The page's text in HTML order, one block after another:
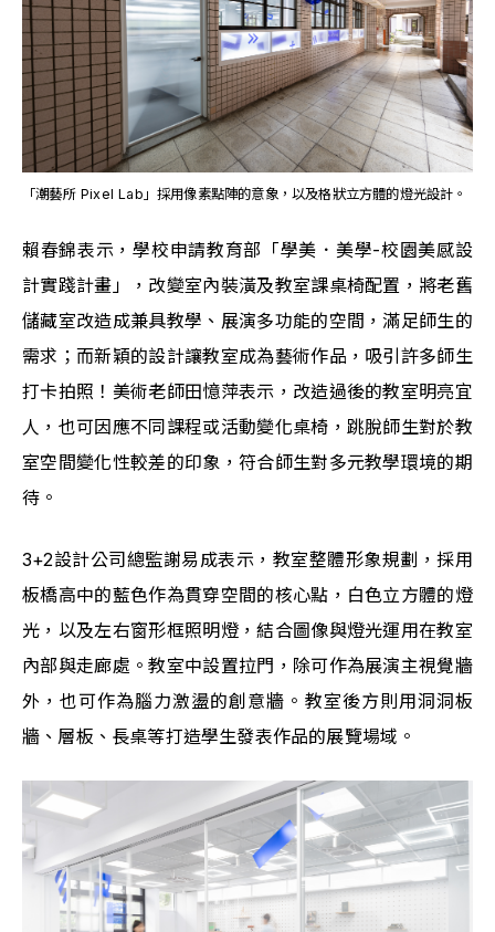
「潮藝所 Pixel Lab」採用像素點陣的意象，以及格狀立方體的燈光設計。
賴春錦表示，學校申請教育部「學美．美學-校園美感設
計實踐計畫」，改變室內裝潢及教室課桌椅配置，將老舊
儲藏室改造成兼具教學、展演多功能的空間，滿足師生的
需求；而新穎的設計讓教室成為藝術作品，吸引許多師生
打卡拍照！美術老師田憶萍表示，改造過後的教室明亮宜
人，也可因應不同課程或活動變化桌椅，跳脫師生對於教
室空間變化性較差的印象，符合師生對多元教學環境的期
待。
3+2設計公司總監謝易成表示，教室整體形象規劃，採用
板橋高中的藍色作為貫穿空間的核心點，白色立方體的燈
光，以及左右窗形框照明燈，結合圖像與燈光運用在教室
內部與走廊處。教室中設置拉門，除可作為展演主視覺牆
外，也可作為腦力激盪的創意牆。教室後方則用洞洞板
牆、層板、長桌等打造學生發表作品的展覽場域。